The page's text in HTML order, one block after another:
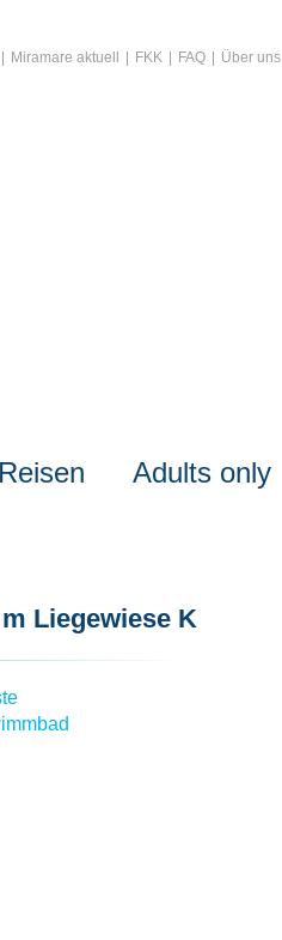
Miramare aktuell FKK FAQ Über uns
Adults only
Liegewiese K